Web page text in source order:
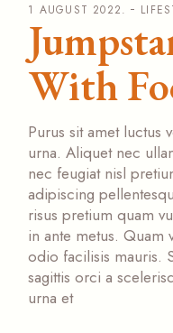
1 AUGUST 2022.
With
Purus sit amet luctus
urna. Aliquet nec
nec feugiat nisl
adipiscing
risus pretium quam
in ante metus. Quam
odio facilisis mauris.
sagittis orci a
urna et